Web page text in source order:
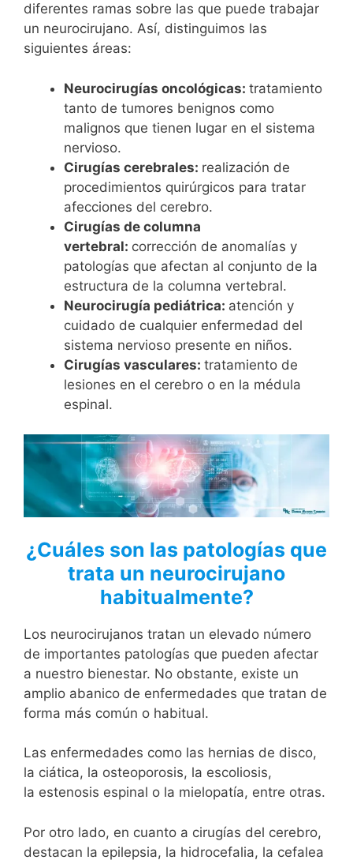
diferentes ramas sobre las que puede trabajar
un neurocirujano. Así, distinguimos las
siguientes áreas:
Neurocirugías oncológicas: tratamiento
tanto de tumores benignos como
malignos que tienen lugar en el sistema
nervioso.
Cirugías cerebrales: realización de
procedimientos quirúrgicos para tratar
afecciones del cerebro.
Cirugías de columna
vertebral: corrección de anomalías y
patologías que afectan al conjunto de la
estructura de la columna vertebral.
Neurocirugía pediátrica: atención y
cuidado de cualquier enfermedad del
sistema nervioso presente en niños.
Cirugías vasculares: tratamiento de
lesiones en el cerebro o en la médula
espinal.
¿Cuáles son las patologías que
trata un neurocirujano
habitualmente?
Los neurocirujanos tratan un elevado número
de importantes patologías que pueden afectar
a nuestro bienestar. No obstante, existe un
amplio abanico de enfermedades que tratan de
forma más común o habitual.
Las enfermedades como las hernias de disco,
la ciática, la osteoporosis, la escoliosis,
la estenosis espinal o la mielopatía, entre otras.
Por otro lado, en cuanto a cirugías del cerebro,
destacan la epilepsia, la hidrocefalia, la cefalea